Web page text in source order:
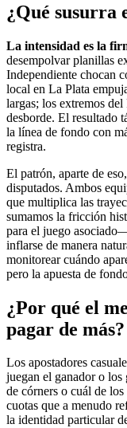
¿Qué susurra
La intensidad es la
desempolvar planillas
Independiente chocan
local en La Plata
largas; los extremos
desborde. El resultado
la línea de fondo con
registra.
El patrón, aparte de
disputados. Ambos
que multiplica las
sumamos la fricción
para el juego
inflarse de manera
monitorear cuándo
pero la apuesta de
¿Por qué el
pagar de más?
Los apostadores
juegan el ganador o los
de córners o cuál de
cuotas que a menudo
la identidad particular